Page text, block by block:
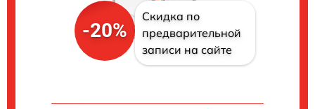
-20%
Скидка по
предварительной
записи на сайте